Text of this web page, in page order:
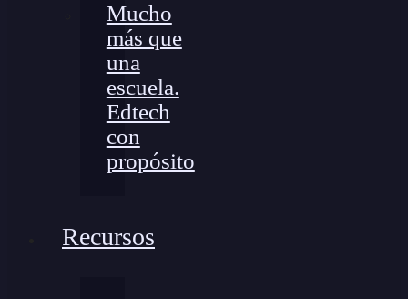
Mucho
más que
una
escuela.
Edtech
con
propósito
Recursos